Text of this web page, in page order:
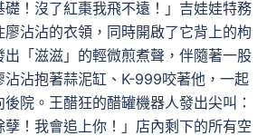
！沒了紅棗我飛不遠！」吉娃娃特務
沾沾的衣領，同時開啟了它背上的枸
「滋滋」的輕微煎煮聲，伴隨著一股
沾沾抱著蒜泥缸、K-999咬著他，一起
院。王醋狂的醋罐機器人發出尖叫：
孽！我會追上你！」店內剩下的所有空